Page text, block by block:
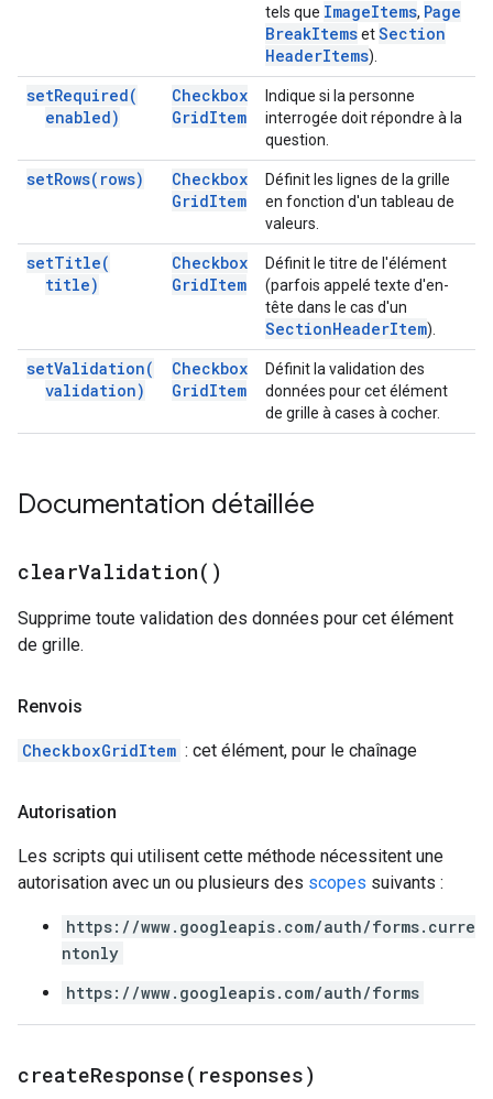
tels que ImageItems, Page
BreakItemsetSection
HeaderItems).
setRequired(
enabled)
Checkbox
GridItem
Indique si la personne
interrogée doit répondre à la
question.
setRows( rows)
Checkbox
GridItem
Définit les lignes de la grille
en fonction d'un tableau de
valeurs.
setTitle(
title)
Checkbox
GridItem
Définit le titre de l'élément
(parfois appelé texte d'en-
tête dans le cas d'un
SectionHeaderItem).
setValidation(
validation)
Checkbox
GridItem
Définit la validation des
données pour cet élément
de grille à cases à cocher.
Documentation détaillée
clearValidation( )
Supprime toute validation des données pour cet élément
de grille.
Renvois
CheckboxGridItem : cet élément, pour le chaînage
Autorisation
Les scripts qui utilisent cette méthode nécessitent une
autorisation avec un ou plusieurs des scopes suivants :
https://www.googleapis.com/auth/forms.curre
ntonly
https://www.googleapis.com/auth/forms
createResponse( responses)